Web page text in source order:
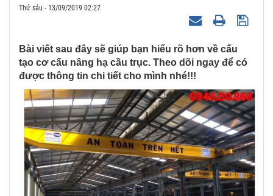
Thứ sáu - 13/09/2019 02:27
Bài viết sau đây sẽ giúp bạn hiểu rõ hơn về cấu
tạo cơ cấu nâng hạ cầu trục. Theo dõi ngay để có
được thông tin chi tiết cho mình nhé!!!